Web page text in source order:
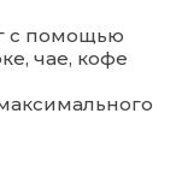
с помощью
чае, кофе